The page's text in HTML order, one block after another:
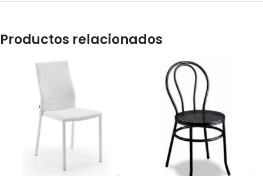
Productos relacionados